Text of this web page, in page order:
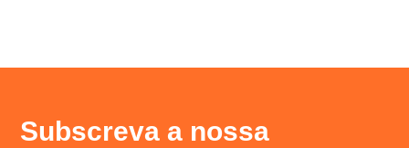
Subscreva a nossa